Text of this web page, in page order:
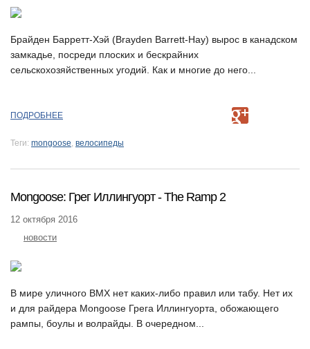
Брайден Барретт-Хэй (Brayden Barrett-Hay) вырос в канадском
замкадье, посреди плоских и бескрайних
сельскохозяйственных угодий. Как и многие до него...
ПОДРОБНЕЕ
Теги: mongoose, велосипеды
Mongoose: Грег Иллингуорт - The Ramp 2
12 октября 2016
новости
В мире уличного BMX нет каких-либо правил или табу. Нет их
и для райдера Mongoose Грега Иллингуорта, обожающего
рампы, боулы и волрайды. В очередном...